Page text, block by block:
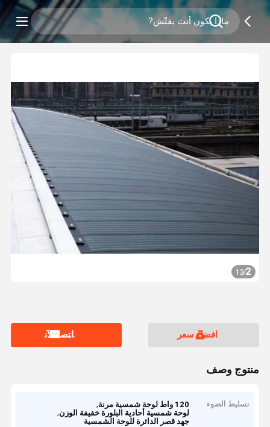
2
/
13
افضل سعر ﺎﺘﺼﻟ ﺍﻶﻧ
منتوج وصف
تسليط الضوء 120 واط لوحة شمسية مرنة
,
لوحة شمسية أحادية البلورة خفيفة الوزن,
جهد قصر الدائرة للوحة الشمسية